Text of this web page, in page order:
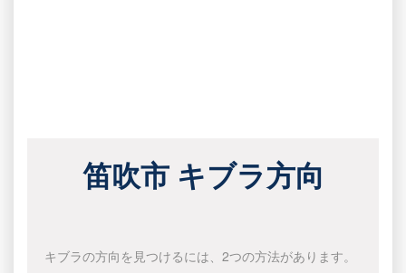
笛吹市 キブラ方向
キブラの方向を見つけるには、2つの方法があります。